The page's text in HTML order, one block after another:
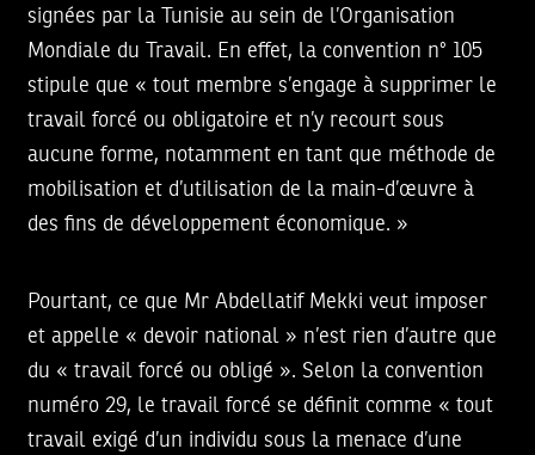
signées par la Tunisie au sein de l’Organisation
Mondiale du Travail. En effet, la convention n° 105
stipule que « tout membre s’engage à supprimer le
travail forcé ou obligatoire et n’y recourt sous
aucune forme, notamment en tant que méthode de
mobilisation et d’utilisation de la main-d’œuvre à
des fins de développement économique. »
Pourtant, ce que Mr Abdellatif Mekki veut imposer
et appelle « devoir national » n’est rien d’autre que
du « travail forcé ou obligé ». Selon la convention
numéro 29, le travail forcé se définit comme « tout
travail exigé d’un individu sous la menace d’une